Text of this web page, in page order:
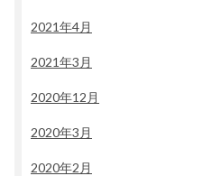
2021年4月
2021年3月
2020年12月
2020年3月
2020年2月